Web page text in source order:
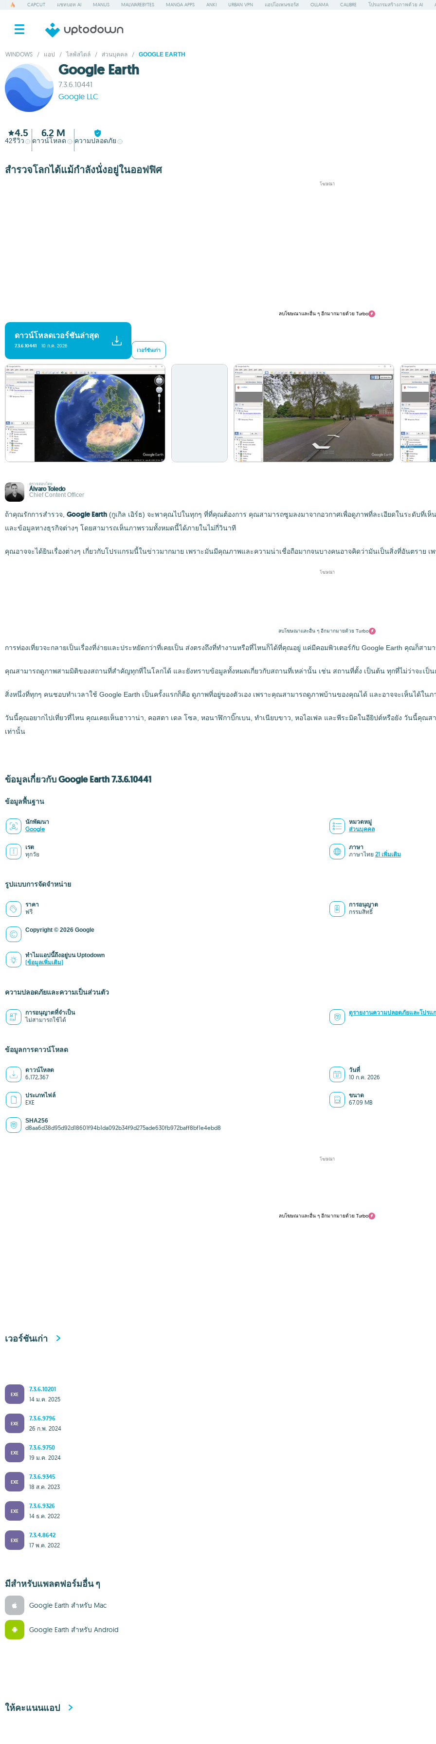
CAPCUT แชทบอท AI MANUS MALWAREBYTES MANGA APPS ANKI URBAN VPN แอปโอเพนซอร์ส OLLAMA CALIBRE โปรแกรมสร้างภาพด้วย AI
WINDOWS / แอป / ไลฟ์สไตล์ / ส่วนบุคคล / GOOGLE EARTH
Google Earth
7.3.6.10441
Google LLC
4.5
42รีวิว
6.2 M
ดาวน์โหลด ความปลอดภัย
สำรวจโลกได้แม้กำลังนั่งอยู่ในออฟฟิศ
โฆษณา
ลบโฆษณาและอื่น ๆ อีกมากมายด้วย Turbo
ดาวน์โหลดเวอร์ชันล่าสุด
7.3.6.10441 10 ก.ค. 2026
เวอร์ชันเก่า
ตรวจสอบโดย
Álvaro Toledo
Chief Content Officer
ถ้าคุณรักการสำรวจ, Google Earth (กูเกิล เอิร์ธ) จะพาคุณไปในทุกๆ ที่ที่คุณต้องการ คุณสามารถซูมลงมาจากอวกาศเพื่อดูภาพที่ละเอียดในระดับที่เ
และข้อมูลทางธุรกิจต่างๆ โดยสามารถเห็นภาพรวมทั้งหมดนี้ได้ภายในไม่กี่วินาที
คุณอาจจะได้ยินเรื่องต่างๆ เกี่ยวกับโปรแกรมนี้ในข่าวมากมาย เพราะมันมีคุณภาพและความน่าเชื่อถือมากจนบางคนอาจคิดว่ามันเป็นสิ่งที่อันตราย
โฆษณา
ลบโฆษณาและอื่น ๆ อีกมากมายด้วย Turbo
การท่องเที่ยวจะกลายเป็นเรื่องที่ง่ายและประหยัดกว่าที่เคยเป็น ส่งตรงถึงที่ทำงานหรือที่ไหนก็ได้ที่คุณอยู่ แค่มีคอมพิวเตอร์กับ Google Earth คุณก็สาม
คุณสามารถดูภาพสามมิติของสถานที่สำคัญทุกที่ในโลกได้ และยังทราบข้อมูลทั้งหมดเกี่ยวกับสถานที่เหล่านั้น เช่น สถานที่ตั้ง เป็นต้น ทุกที่ไม่ว่าจะเป็น
สิ่งหนึ่งที่ทุกๆ คนชอบทำเวลาใช้ Google Earth เป็นครั้งแรกก็คือ ดูภาพที่อยู่ของตัวเอง เพราะคุณสามารถดูภาพบ้านของคุณได้ และอาจจะเห็นได้ใน
วันนี้คุณอยากไปเที่ยวที่ไหน คุณเคยเห็นฮาวาน่า, คอสตา เดล โซล, หอนาฬิกาบิ๊กเบน, ทำเนียบขาว, หอไอเฟล และพีระมิดในอียิปต์หรือยัง วันนี้คุณ
เท่านั้น
ข้อมูลเกี่ยวกับ Google Earth 7.3.6.10441
ข้อมูลพื้นฐาน
นักพัฒนา
Google
หมวดหมู่
ส่วนบุคคล
เรต
ทุกวัย
ภาษา
ภาษาไทย 21 เพิ่มเติม
รูปแบบการจัดจำหน่าย
ราคา
ฟรี
การอนุญาต
กรรมสิทธิ์
Copyright © 2026 Google
ทำไมแอปนี้ถึงอยู่บน Uptodown
(ข้อมูลเพิ่มเติม)
ความปลอดภัยและความเป็นส่วนตัว
การอนุญาตที่จำเป็น
ไม่สามารถใช้ได้
ดูรายงานความปลอดภัยและโปรแ
ข้อมูลการดาวน์โหลด
ดาวน์โหลด
6,172,367
วันที่
10 ก.ค. 2026
ประเภทไฟล์
EXE
ขนาด
67.09 MB
SHA256
d8aa6d38d95d92d18601f94b1da092b34f9d275ade630fb972baff8bf1e4ebd8
โฆษณา
ลบโฆษณาและอื่น ๆ อีกมากมายด้วย Turbo
เวอร์ชันเก่า
EXE
7.3.6.10201
14 ม.ค. 2025
EXE
7.3.6.9796
26 ก.พ. 2024
EXE
7.3.6.9750
19 ม.ค. 2024
EXE
7.3.6.9345
18 ส.ค. 2023
EXE
7.3.6.9326
14 ธ.ค. 2022
EXE
7.3.4.8642
17 พ.ค. 2022
มีสำหรับแพลตฟอร์มอื่น ๆ
Google Earth สำหรับ Mac
Google Earth สำหรับ Android
ให้คะแนนแอป